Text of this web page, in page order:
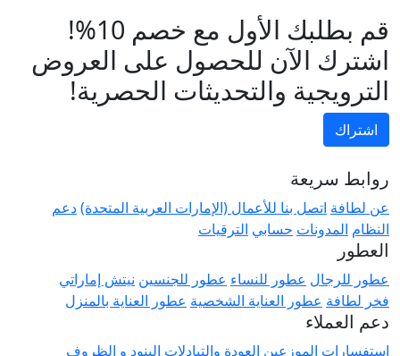
قم بطلبك الأول مع خصم 10%!
اشترك الآن للحصول على العروض
الترويجية والتحديثات الحصرية!
اشتراك
روابط سريعة
عن لطافة اتصل بنا للأعمال (الإمارات العربية المتحدة)دعم
النظام المدونات حسابي الترقيات
العطور
عطور للرجال عطور للنساء عطور للجنسين نيتش إماراتي
فخر لطافة عطور العناية الشخصية عطور العناية بالمنزل
دعم العملاء
استفسارات الموزعين العودة والتبادلات البنود و الظروف